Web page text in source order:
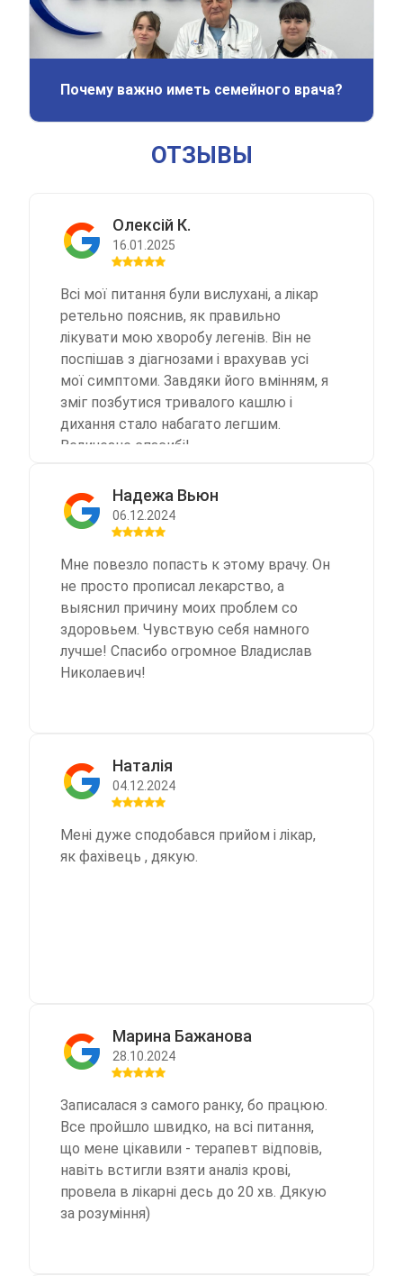
Почему важно иметь семейного врача?
ОТЗЫВЫ
Олексій К.
16.01.2025
Всі мої питання були вислухані, а лікар
ретельно пояснив, як правильно
лікувати мою хворобу легенів. Він не
поспішав з діагнозами і врахував усі
мої симптоми. Завдяки його вмінням, я
зміг позбутися тривалого кашлю і
дихання стало набагато легшим.
Величезне спасибі!
Надежа Вьюн
06.12.2024
Мне повезло попасть к этому врачу. Он
не просто прописал лекарство, а
выяснил причину моих проблем со
здоровьем. Чувствую себя намного
лучше! Спасибо огромное Владислав
Николаевич!
Наталія
04.12.2024
Мені дуже сподобався прийом і лікар,
як фахівець , дякую.
Марина Бажанова
28.10.2024
Записалася з самого ранку, бо працюю.
Все пройшло швидко, на всі питання,
що мене цікавили - терапевт відповів,
навіть встигли взяти аналіз крові,
провела в лікарні десь до 20 хв. Дякую
за розуміння)